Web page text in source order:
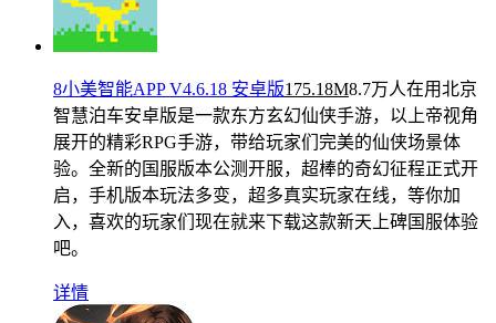
8小美智能APP V4.6.18 安卓版175.18M8.7万人在用北京
智慧泊车安卓版是一款东方玄幻仙侠手游，以上帝视角
展开的精彩RPG手游，带给玩家们完美的仙侠场景体
验。全新的国服版本公测开服，超棒的奇幻征程正式开
启，手机版本玩法多变，超多真实玩家在线，等你加
入，喜欢的玩家们现在就来下载这款新天上碑国服体验
吧。
详情